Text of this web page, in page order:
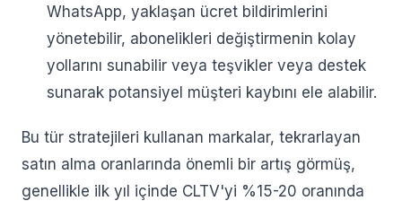
WhatsApp, yaklaşan ücret bildirimlerini
yönetebilir, abonelikleri değiştirmenin kolay
yollarını sunabilir veya teşvikler veya destek
sunarak potansiyel müşteri kaybını ele alabilir.
Bu tür stratejileri kullanan markalar, tekrarlayan
satın alma oranlarında önemli bir artış görmüş,
genellikle ilk yıl içinde CLTV'yi %15-20 oranında